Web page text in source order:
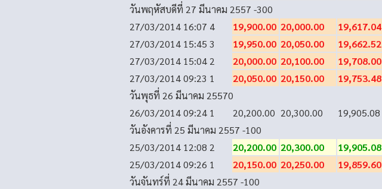
วันพฤหัสบดีที่ 27 มีนาคม 2557 -300
27/03/2014 16:07 4 19,900.00 20,000.00 19,617.04
27/03/2014 15:45 3 19,950.00 20,050.00 19,662.52
27/03/2014 15:04 2 20,000.00 20,100.00 19,708.00
27/03/2014 09:23 1 20,050.00 20,150.00 19,753.48
วันพุธที่ 26 มีนาคม 25570
26/03/2014 09:24 1 20,200.00 20,300.00 19,905.08
วันอังคารที่ 25 มีนาคม 2557 -100
25/03/2014 12:08 2 20,200.00 20,300.00 19,905.08
25/03/2014 09:26 1 20,150.00 20,250.00 19,859.60
วันจันทร์ที่ 24 มีนาคม 2557 -100